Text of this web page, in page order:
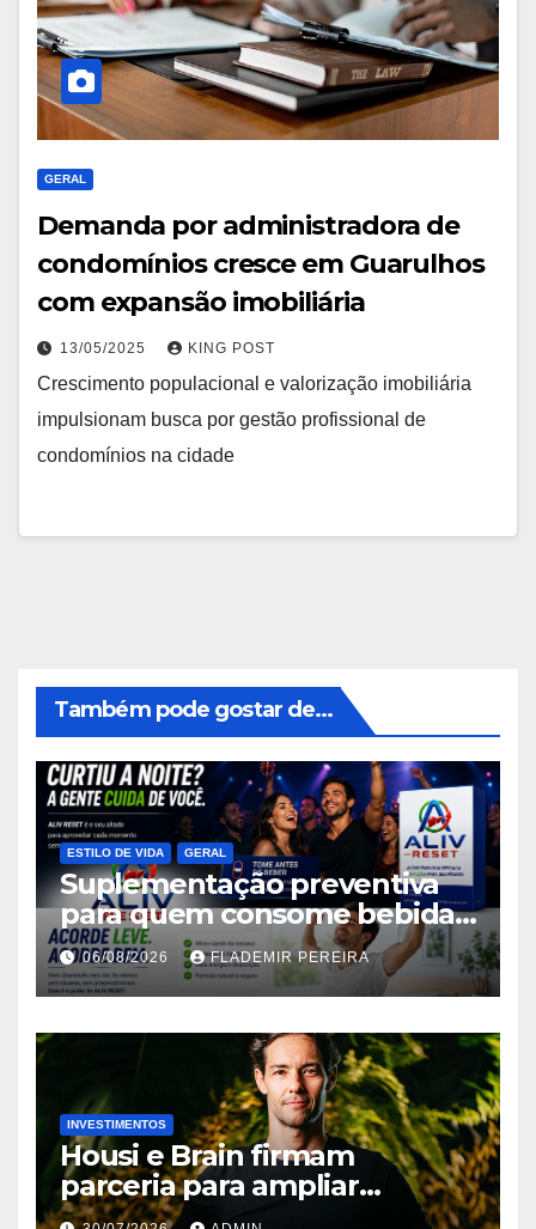
GERAL
Demanda por administradora de
condomínios cresce em Guarulhos
com expansão imobiliária
13/05/2025 KING POST
Crescimento populacional e valorização imobiliária
impulsionam busca por gestão profissional de
condomínios na cidade
Também pode gostar de...
ESTILO DE VIDA GERAL
Suplementação preventiva
para quem consome bebidas
alcoólicas ganha espaço no
mercado brasileiro
06/08/2026 FLADEMIR PEREIRA
INVESTIMENTOS
Housi e Brain firmam
parceria para ampliar
inteligência de mercado em